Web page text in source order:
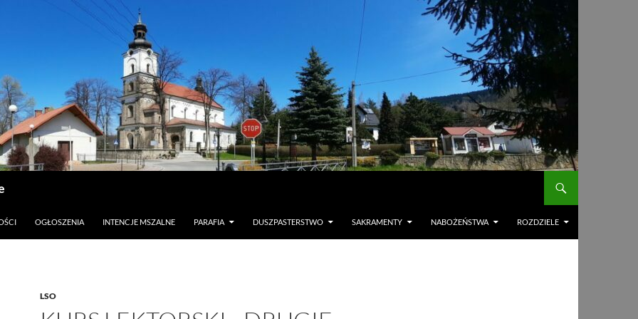
OGŁOSZENIA INTENCJE MSZALNE PARAFIA DUSZPASTERSTWO SAKRAMENTY NABOŻEŃSTWA ROZDZIELE
LSO